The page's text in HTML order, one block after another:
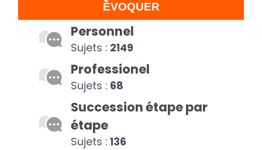
ÉVOQUER
Personnel
Sujets : 2149
Professionel
Sujets : 68
Succession étape par
étape
Sujets : 136